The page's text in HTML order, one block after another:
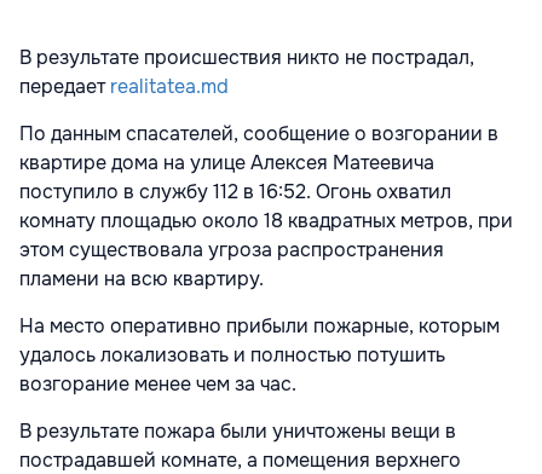
В результате происшествия никто не пострадал,
передаетrealitatea.md
По данным спасателей, сообщение о возгорании в
квартире дома на улице Алексея Матеевича
поступило в службу 112 в 16:52. Огонь охватил
комнату площадью около 18 квадратных метров, при
этом существовала угроза распространения
пламени на всю квартиру.
На место оперативно прибыли пожарные, которым
удалось локализовать и полностью потушить
возгорание менее чем за час.
В результате пожара были уничтожены вещи в
пострадавшей комнате, а помещения верхнего